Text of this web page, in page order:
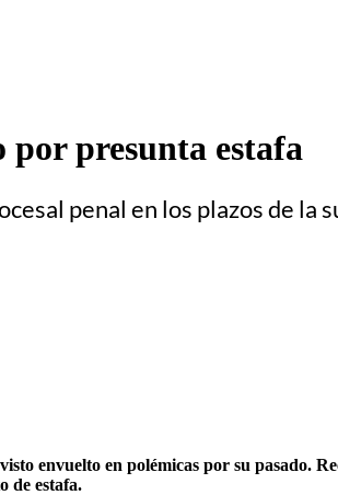
presunta estafa
penal en los plazos de la
envuelto en polémicas por su pasado.
de estafa.